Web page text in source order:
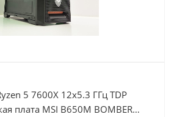
5 7600X 12x5.3 ГГц TDP
плата MSI B650M BOMBER